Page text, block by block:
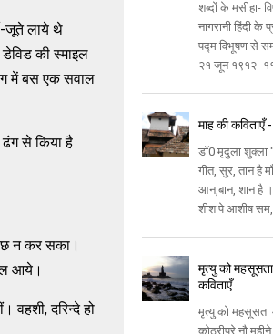
जूते लाये थे
की स्माइल
में बस एक सवाल
से किया है
न कर सका।
आये।
वहशी, दरिन्दे हो
शब्दों के मसीहा-
नागरानी हिंदी के
पद्म विभूषण से
२१ जून १९१२-
माह की कविताएँ
डॉ0 मृदुला शुक्ला
गीत, सुर, तान है
आन,बान, शान है
शीश पे आशीष
मृत्यु को
कविताएँ
मृत्यु को
कोठरीपूरे नौ